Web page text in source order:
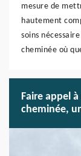
mesure de
hautement
soins
cheminée où
Faire appel
cheminée,